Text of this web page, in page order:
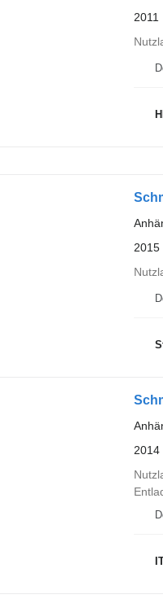
2011
2015
2014